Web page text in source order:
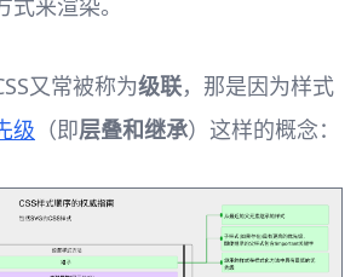
又常被称为级联，那是因为样式
级 （即层叠和继承）这样的概念：